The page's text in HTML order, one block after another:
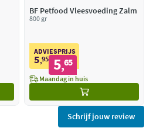
BF Petfood Vleesvoeding Zalm
800 gr
ADVIESPRIJS
5,95 5,65
Maandag in huis
Schrijf jouw review